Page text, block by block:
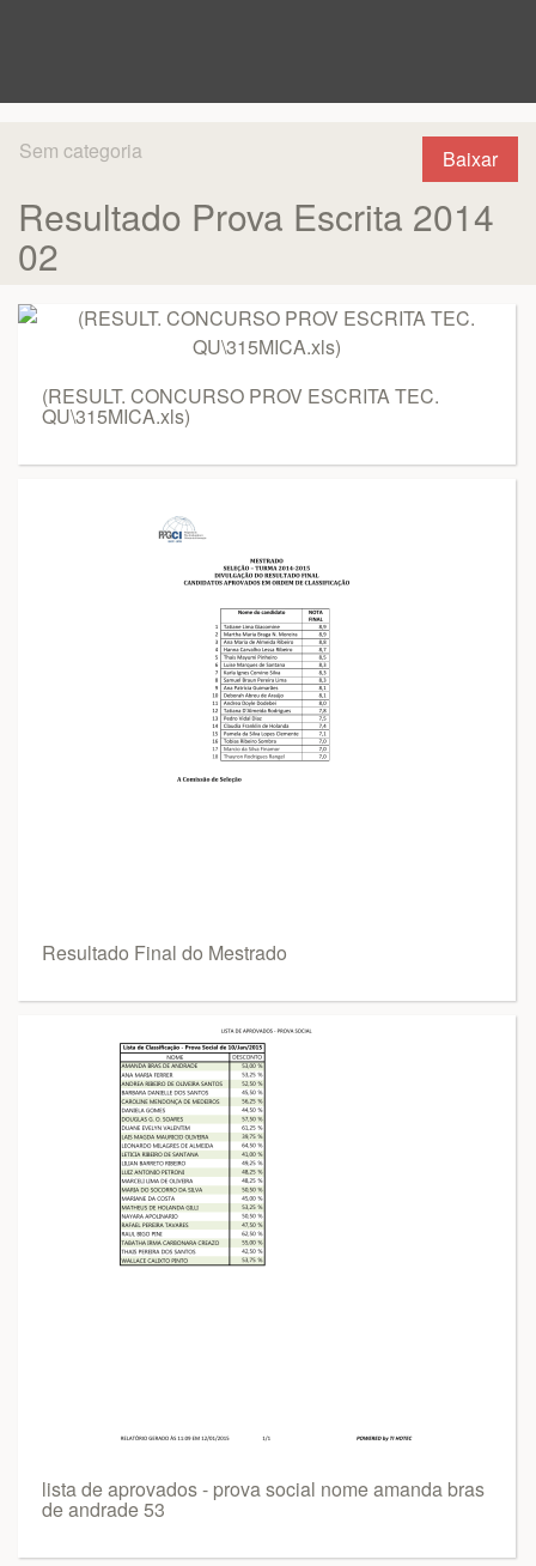
Baixar
Sem categoria
Resultado Prova Escrita 2014
02
(RESULT. CONCURSO PROV ESCRITA TEC.
QU\315MICA.xls)
Resultado Final do Mestrado
lista de aprovados - prova social nome amanda bras
de andrade 53